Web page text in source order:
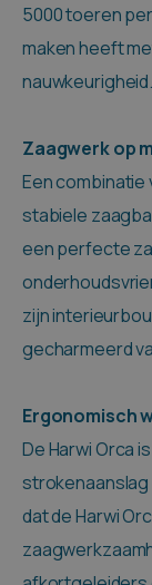
5000 toeren
maken heeft
nauwkeurigheid.
Zaagwerk op
Een
stabiele
een perfecte
zijn
gecharmeerd
Ergonomisch
De Harwi Orca
dat de Harwi